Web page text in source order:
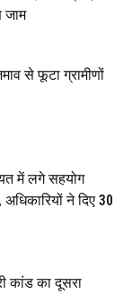
जाम
से फूटा ग्रामीणों
में लगे सहयोग
ने दिए 30
कांड का दूसरा